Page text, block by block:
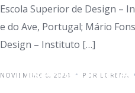
Escola Superior de Design –
e do Ave, Portugal; Mário
Design – Instituto […]
NOVIEMBRE 6, 2024 POR LORENA
Diseño e